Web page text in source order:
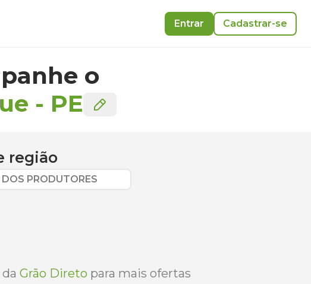
Entrar Cadastrar-se
o
- PE
região
DOS PRODUTORES
Grão Direto para mais ofertas